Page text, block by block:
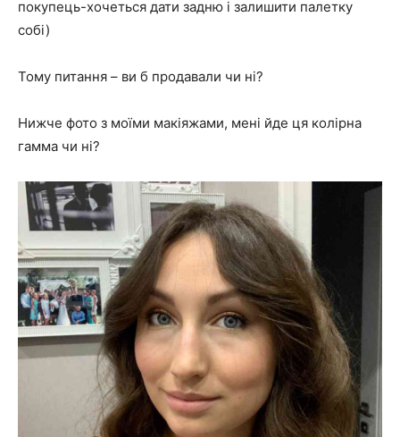
покупець-хочеться дати задню і залишити палетку
собі)
Тому питання – ви б продавали чи ні?
Нижче фото з моїми макіяжами, мені йде ця колірна
гамма чи ні?